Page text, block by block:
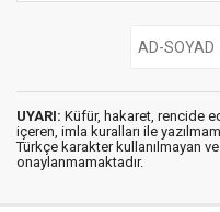
UYARI: Küfür, hakaret, rencide
içeren, imla kuralları ile
Türkçe karakter kullanılmayan
onaylanmamaktadır.